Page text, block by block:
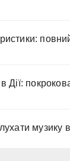
Дії:
музику в